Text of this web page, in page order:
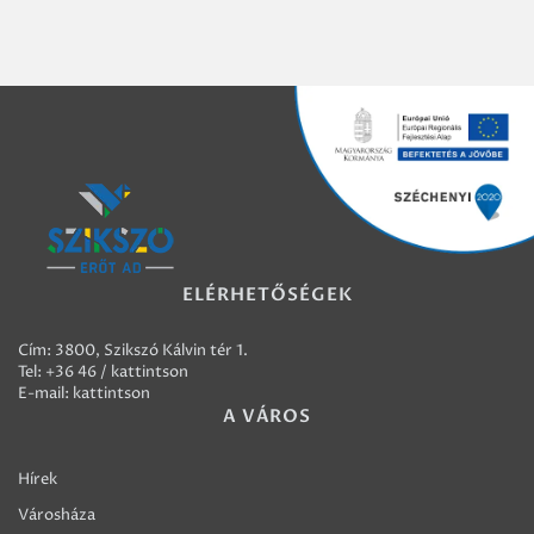
ELÉRHETŐSÉGEK
Cím: 3800, Szikszó Kálvin tér 1.
Tel: +36 46 / kattintson
E-mail: kattintson
A VÁROS
Hírek
Városháza